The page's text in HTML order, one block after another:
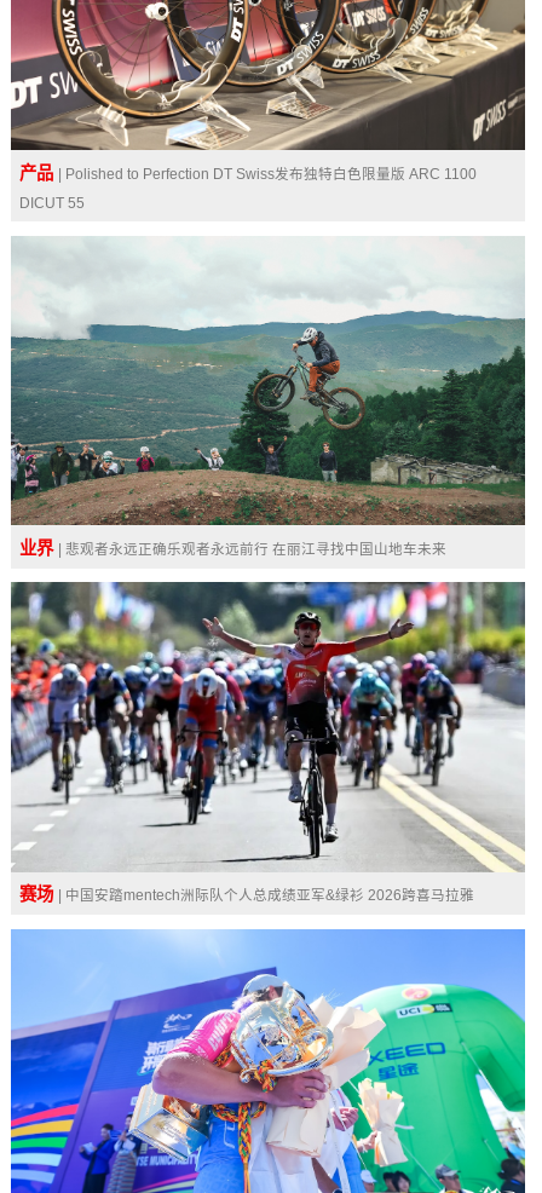
产品
| Polished to Perfection DT Swiss发布独特白色限量版 ARC 1100
DICUT 55
业界 | 悲观者永远正确乐观者永远前行 在丽江寻找中国山地车未来
赛场 | 中国安踏mentech洲际队个人总成绩亚军&绿衫 2026跨喜马拉雅